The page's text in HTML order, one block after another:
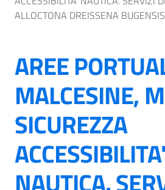
ALLOCTONA DREISSENA
AREE
MALCESINE,
SICUREZZA
ACCESSIBILITA'